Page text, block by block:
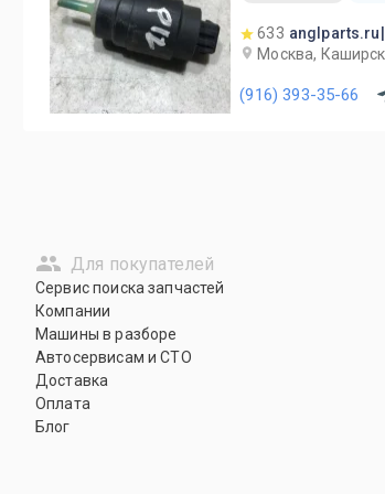
633 anglparts.ru|
Москва,
(916) 393-35-66
Для покупателей
Сервис поиска запчастей
Компании
Машины в разборе
Автосервисам и СТО
Доставка
Оплата
Блог